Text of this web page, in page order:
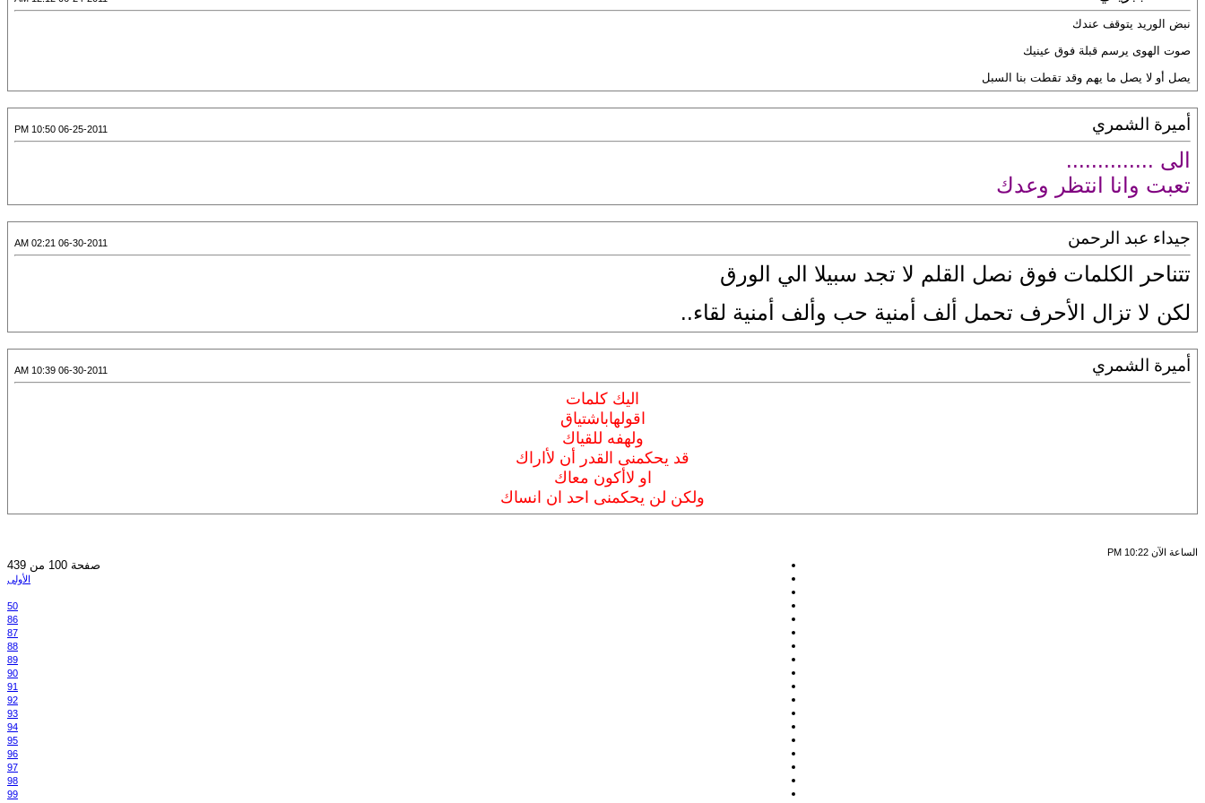
نبض الوريد يتوقف عندك
صوت الهوى يرسم قبلة فوق عينيك
يصل أو لا يصل ما يهم وقد تقطت بنا السبل
أميرة الشمري 06-25-2011 10:50 PM
الى ..............
تعبت وانا انتظر وعدك
جيداء عبد الرحمن 06-30-2011 02:21 AM
تتناحر الكلمات فوق نصل القلم لا تجد سبيلا الي الورق
لكن لا تزال الأحرف تحمل ألف أمنية حب وألف أمنية لقاء..
أميرة الشمري 06-30-2011 10:39 AM
اليك كلمات
اقولهاباشتياق
ولهفه للقياك
قد يحكمنى القدر أن لأاراك
او لاأكون معاك
ولكن لن يحكمنى احد ان انساك
الساعة الآن 10:22 PM
صفحة 100 من 439
الأولى
50
86
87
88
89
90
91
92
93
94
95
96
97
98
99